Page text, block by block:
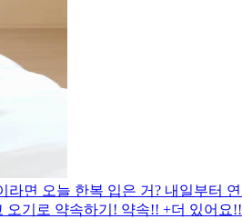
면 오늘 한복 입은 거? 내일부터
오기로 약속하기! 약속!! +더 있어요!!